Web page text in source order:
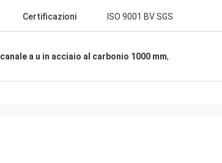
Certificazioni ISO 9001 BV SGS
canale a u in acciaio al carbonio 1000 mm,